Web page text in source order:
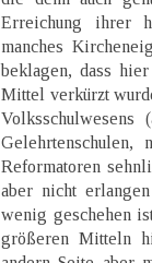
Erreichung ihrer
manches
beklagen, dass
Mittel verkürzt
Volksschulwesens
Reformatoren
aber nicht
wenig geschehen
größeren Mitteln